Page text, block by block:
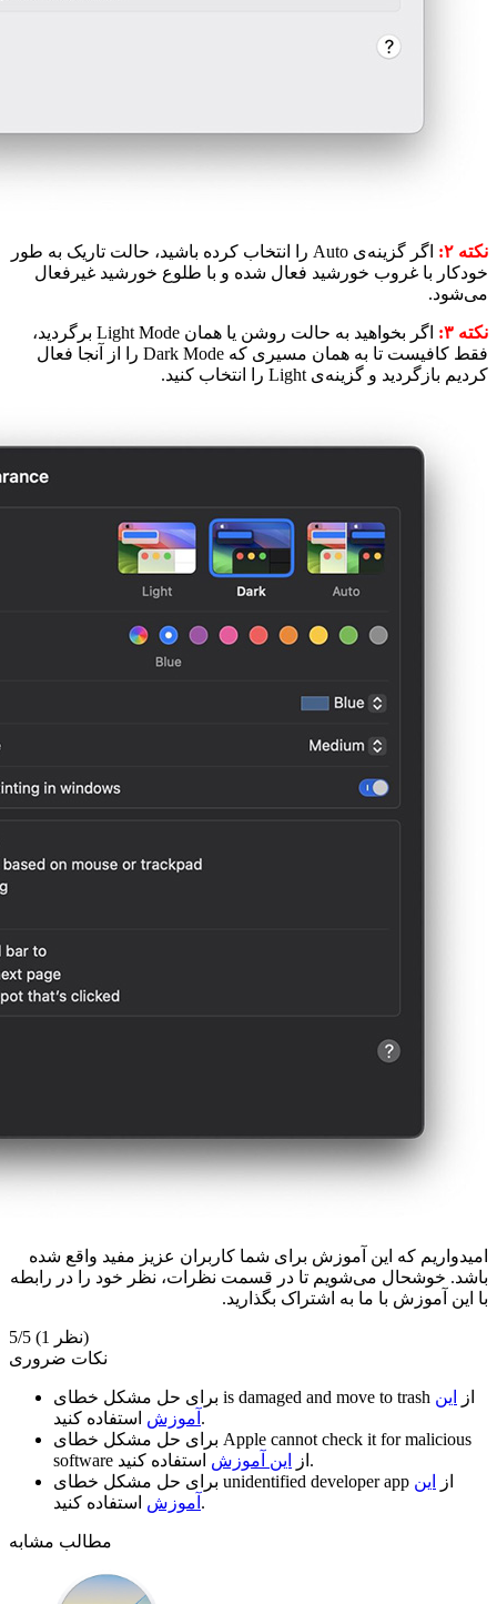
نکته ۲:
اگر گزینه‌ی Auto را انتخاب کرده باشید، حالت تاریک به طور
خودکار با غروب خورشید فعال شده و با طلوع خورشید غیرفعال
می‌شود.
نکته ۳:
اگر بخواهید به حالت روشن یا همان Light Mode برگردید،
فقط کافیست تا به همان مسیری که Dark Mode را از آنجا فعال
کردیم بازگردید و گزینه‌ی Light را انتخاب کنید.
امیدواریم که این آموزش برای شما کاربران عزیز مفید واقع شده
باشد. خوشحال می‌شویم تا در قسمت نظرات، نظر خود را در رابطه
با این آموزش با ما به اشتراک بگذارید.
5/5
(1 نظر)
نکات ضروری
is damaged and move to trash از
این
آموزش استفاده کنید.
Apple cannot check it for malicious
software
از این آموزش
استفاده کنید.
unidentified developer app از
این
آموزش استفاده کنید.
مطالب مشابه